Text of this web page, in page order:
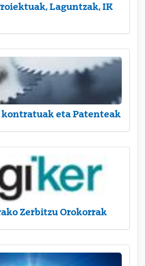
Laguntzak, IK
eta Patenteak
Zerbitzu Orokorrak